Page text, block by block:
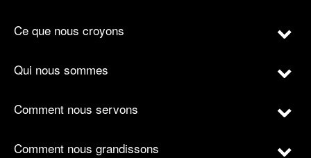
Ce que nous croyons
Qui nous sommes
Comment nous servons
Comment nous grandissons